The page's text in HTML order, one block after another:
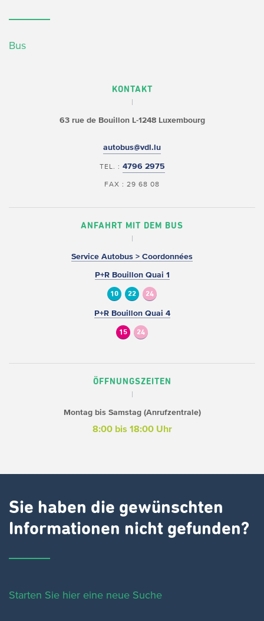
Bus
KONTAKT
63 rue de BouillonL-1248 Luxembourg
autobus@vdl.lu
TEL. : 4796 2975
FAX : 29 68 08
ANFAHRT MIT DEM BUS
Service Autobus > Coordonnées
P+R Bouillon Quai 1
10 22 24
P+R Bouillon Quai 4
15 24
ÖFFNUNGSZEITEN
Montag bis Samstag (Anrufzentrale)
8:00 bis 18:00 Uhr
Sie haben die gewünschten
Informationen nicht gefunden?
Starten Sie hier eine neue Suche